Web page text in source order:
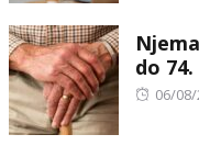
do
06/